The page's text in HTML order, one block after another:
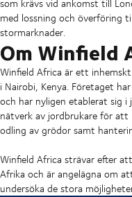
som krävs vid ankomst till
med lossning och överföring
stormarknader.
Om Winfield
Winfield Africa är ett
i Nairobi, Kenya. Företaget
och har nyligen etablerat sig
nätverk av jordbrukare för
odling av grödor samt
Winfield Africa strävar efter
Afrika och är angelägna om
undersöka de stora